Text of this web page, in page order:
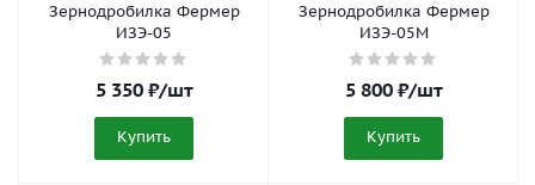
Зернодробилка Фермер
ИЗЭ-05
5 350₽/шт
Купить
Зернодробилка Фермер
ИЗЭ-05М
5 800₽/шт
Купить